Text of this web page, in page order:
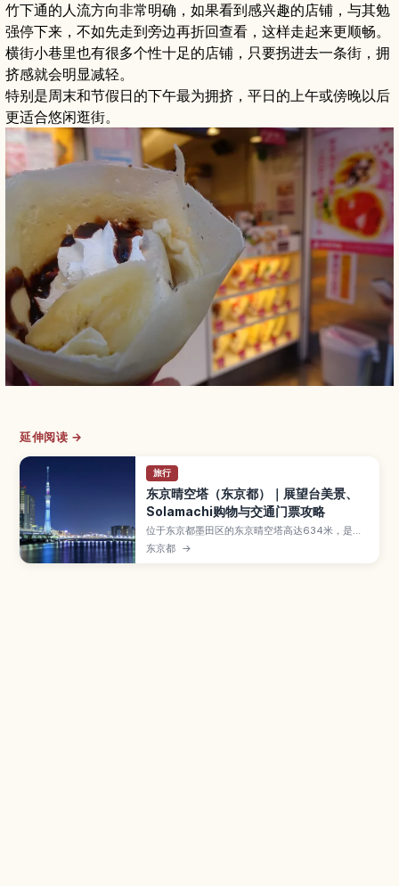
竹下通的人流方向非常明确，如果看到感兴趣的店铺，与其勉
强停下来，不如先走到旁边再折回查看，这样走起来更顺畅。
横街小巷里也有很多个性十足的店铺，只要拐进去一条街，拥
挤感就会明显减轻。
特别是周末和节假日的下午最为拥挤，平日的上午或傍晚以后
更适合悠闲逛街。
延伸阅读 →
旅行
东京晴空塔（东京都）｜展望台美景、
Solamachi购物与交通门票攻略
位于东京都墨田区的东京晴空塔高达634米，是东
京地标性建筑兼电波塔，也是许多游客必访景点。
本文将介绍两层展望台的全景视野、东京晴空街道
东京都 →